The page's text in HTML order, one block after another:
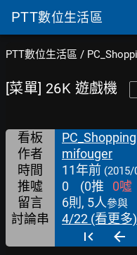
PTT數位生活區
PTT數位生活區 /
[菜單] 26K 遊戲機
看板 PC_Shopping
作者
mifouger
時間
11年前 (2015/
推噓 0 (0推 0噓
留言
6則, 5人參與
討論串 4/22 (看更多)